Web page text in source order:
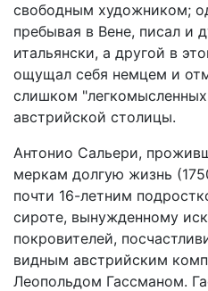
свободным художником;
пребывая в Вене, писал и
итальянски, а другой в
ощущал себя немцем и
слишком
австрийской столицы.
Антонио Сальери,
меркам долгую жизнь
почти 16-летним
сироте, вынужденному
покровителей,
видным австрийским
Леопольдом Гассманом.